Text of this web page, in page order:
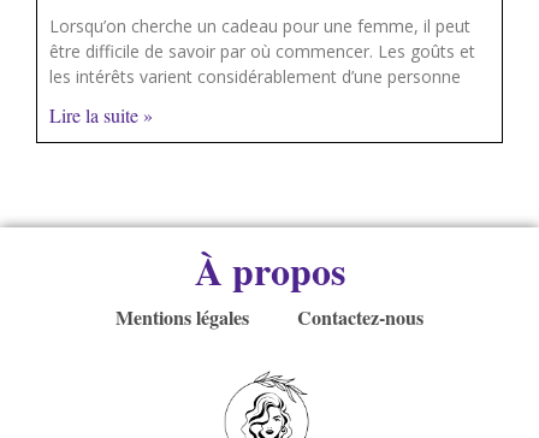
Lorsqu’on cherche un cadeau pour une femme, il peut
être difficile de savoir par où commencer. Les goûts et
les intérêts varient considérablement d’une personne
Lire la suite »
À propos
Mentions légales Contactez-nous